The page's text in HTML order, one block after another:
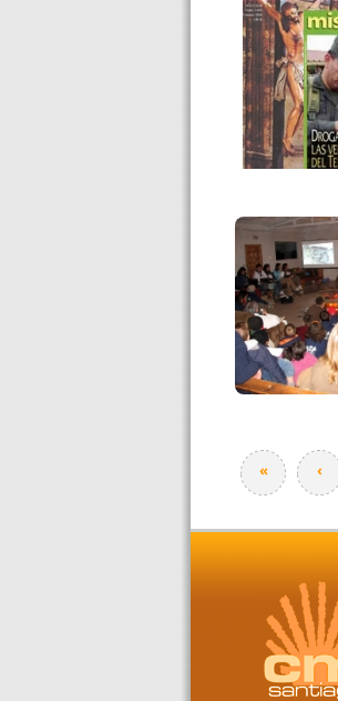
Páginas
« ‹